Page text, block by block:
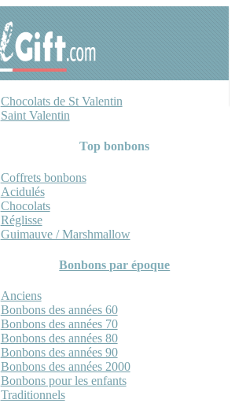
Chocolats de St Valentin
Saint Valentin
Top bonbons
Coffrets bonbons
Acidulés
Chocolats
Réglisse
Guimauve / Marshmallow
Bonbons par époque
Anciens
Bonbons des années 60
Bonbons des années 70
Bonbons des années 80
Bonbons des années 90
Bonbons des années 2000
Bonbons pour les enfants
Traditionnels